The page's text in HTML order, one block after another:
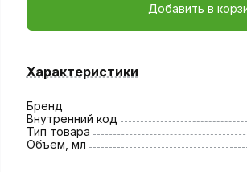
Добавить в
Характеристики
Бренд
Внутренний код
Тип товара
Объем, мл